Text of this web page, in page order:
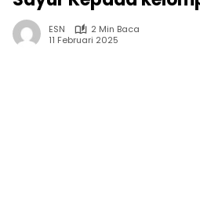
ESN
2 Min Baca
11 Februari 2025